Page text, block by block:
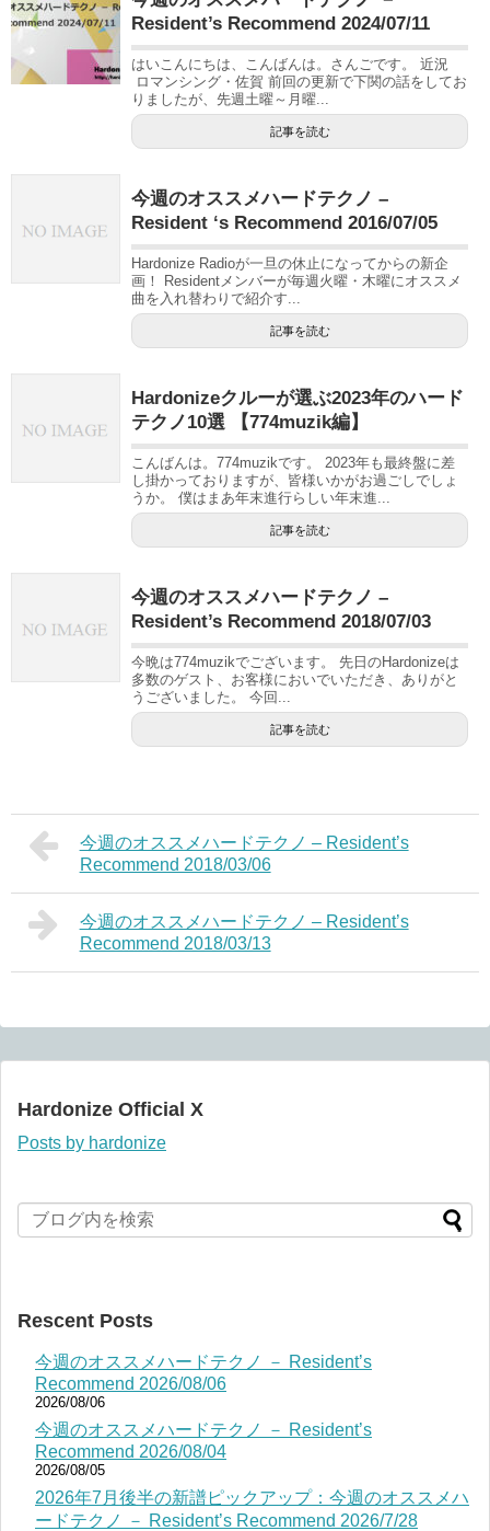
Resident’s Recommend 2024/07/11
はいこんにちは、こんばんは。さんごです。 近況
ロマンシング・佐賀 前回の更新で下関の話をしてお
りましたが、先週土曜～月曜...
記事を読む
今週のオススメハードテクノ –
Resident ‘s Recommend 2016/07/05
Hardonize Radioが一旦の休止になってからの新企
画！ Residentメンバーが毎週火曜・木曜にオススメ
曲を入れ替わりで紹介す...
記事を読む
Hardonizeクルーが選ぶ2023年のハード
テクノ10選 【774muzik編】
こんばんは。774muzikです。 2023年も最終盤に差
し掛かっておりますが、皆様いかがお過ごしでしょ
うか。 僕はまあ年末進行らしい年末進...
記事を読む
今週のオススメハードテクノ –
Resident’s Recommend 2018/07/03
今晩は774muzikでございます。 先日のHardonizeは
多数のゲスト、お客様においでいただき、ありがと
うございました。 今回...
記事を読む
今週のオススメハードテクノ – Resident’s
Recommend 2018/03/06
今週のオススメハードテクノ – Resident’s
Recommend 2018/03/13
Hardonize Official X
Posts by hardonize
Rescent Posts
今週のオススメハードテクノ － Resident’s
Recommend 2026/08/06
2026/08/06
今週のオススメハードテクノ － Resident’s
Recommend 2026/08/04
2026/08/05
2026年7月後半の新譜ピックアップ：今週のオススメハ
ードテクノ － Resident’s Recommend 2026/7/28